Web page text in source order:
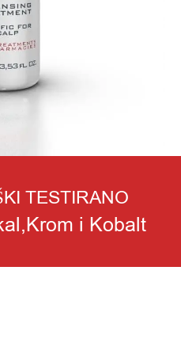
TESTIRANO
i Kobalt